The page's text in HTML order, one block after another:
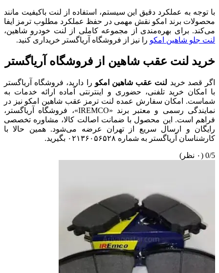
با توجه به عملکرد دقیق این سیستم، استفاده از لنت باکیفیت مانند
محصولات برند امکو نقش مهمی در حفظ عملکرد مطلوب ترمز ایفا
می‌کند. برای بهره‌مندی از مجموعه کاملی از لنت خودرو شاهین،
لنت جلو شاهین امکو را نیز از فروشگاه آریاگستر خریداری کنید.
خرید لنت عقب شاهین از فروشگاه آریاگستر
اگر قصد خرید لنت عقب شاهین امکو را دارید، فروشگاه آریاگستر
با امکان خرید تلفنی، حضوری و اینترنتی آماده ارائه خدمات به
شماست. امکان سفارش عمده لنت ترمز عقب شاهین امکو نیز در
نمایندگی رسمی و معتبر برند «IREMCO»، فروشگاه آریاگستر،
فراهم است. این محصول با ضمانت اصالت کالا، مشاوره تخصصی
رایگان و ارسال سریع از تهران عرضه می‌شود. همین حالا با
کارشناسان آریاگستر به شماره ۰۲۱۳۶۰۵۶۵۲۸ بگیرید.
0/5 (۰ نظر)